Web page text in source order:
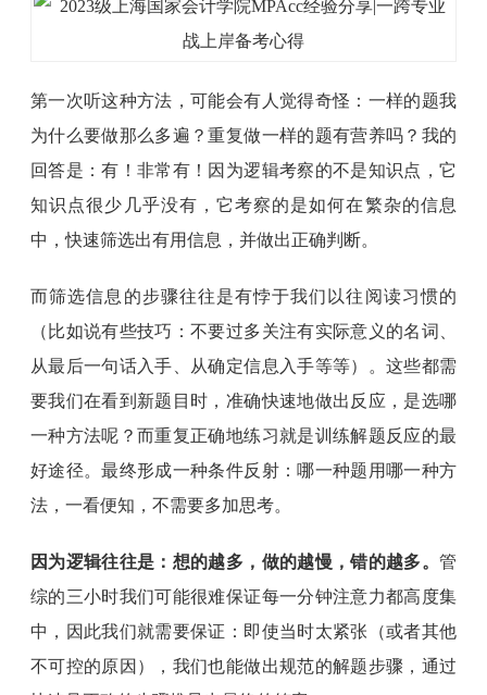
第一次听这种方法，可能会有人觉得奇怪：一样的题我
为什么要做那么多遍？重复做一样的题有营养吗？我的
回答是：有！非常有！因为逻辑考察的不是知识点，它
知识点很少几乎没有，它考察的是如何在繁杂的信息
中，快速筛选出有用信息，并做出正确判断。
而筛选信息的步骤往往是有悖于我们以往阅读习惯的
（比如说有些技巧：不要过多关注有实际意义的名词、
从最后一句话入手、从确定信息入手等等）。这些都需
要我们在看到新题目时，准确快速地做出反应，是选哪
一种方法呢？而重复正确地练习就是训练解题反应的最
好途径。最终形成一种条件反射：哪一种题用哪一种方
法，一看便知，不需要多加思考。
因为逻辑往往是：想的越多，做的越慢，错的越多。 管
综的三小时我们可能很难保证每一分钟注意力都高度集
中，因此我们就需要保证：即使当时太紧张（或者其他
不可控的原因），我们也能做出规范的解题步骤，通过